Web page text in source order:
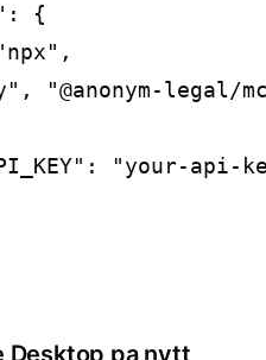
{
"@anonym-legal/
"your-api-
Desktop pa nytt